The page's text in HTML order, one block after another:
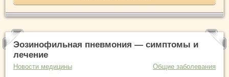
Эозинофильная пневмония — симптомы и
лечение
Новости медицины Общие заболевания